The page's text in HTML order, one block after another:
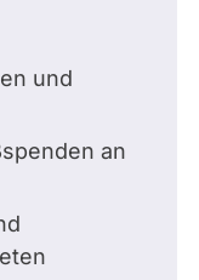
und
an